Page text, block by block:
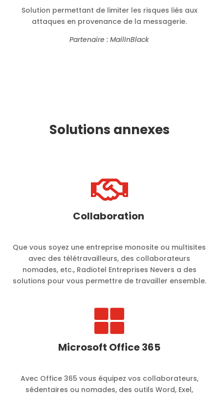
Solution permettant de limiter les risques liés aux
attaques en provenance de la messagerie.
Partenaire : MailInBlack
Solutions annexes

Collaboration
Que vous soyez une entreprise monosite ou multisites
avec des télétravailleurs, des collaborateurs
nomades, etc., Radiotel Entreprises Nevers a des
solutions pour vous permettre de travailler ensemble.

Microsoft Office 365
Avec Office 365 vous équipez vos collaborateurs,
sédentaires ou nomades, des outils Word, Exel,